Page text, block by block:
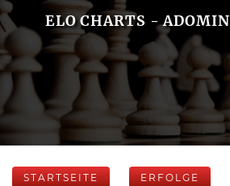
ELO CHARTS - ADOMIN
STARTSEITE ERFOLGE